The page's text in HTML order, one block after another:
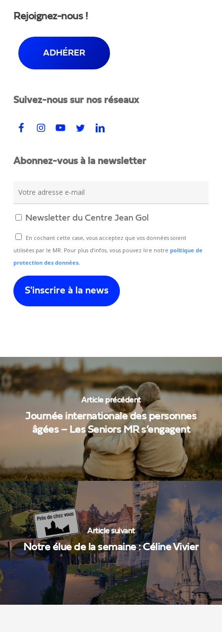
Rejoignez-nous !
ADHÉRER
Suivez-nous sur nos réseaux
Abonnez-vous à la newsletter
Newsletter du Centre Jean Gol
En cochant cette case, vous acceptez que vos données soient
utilisées par le MR. Pour plus d’infos, vous pouvez lire notrepolitique de
protection des données.
Article précédent
Journée internationale des personnes
âgées – Les Seniors MR s’engagent
Article suivant
Notre élue de la semaine : Céline Vivier